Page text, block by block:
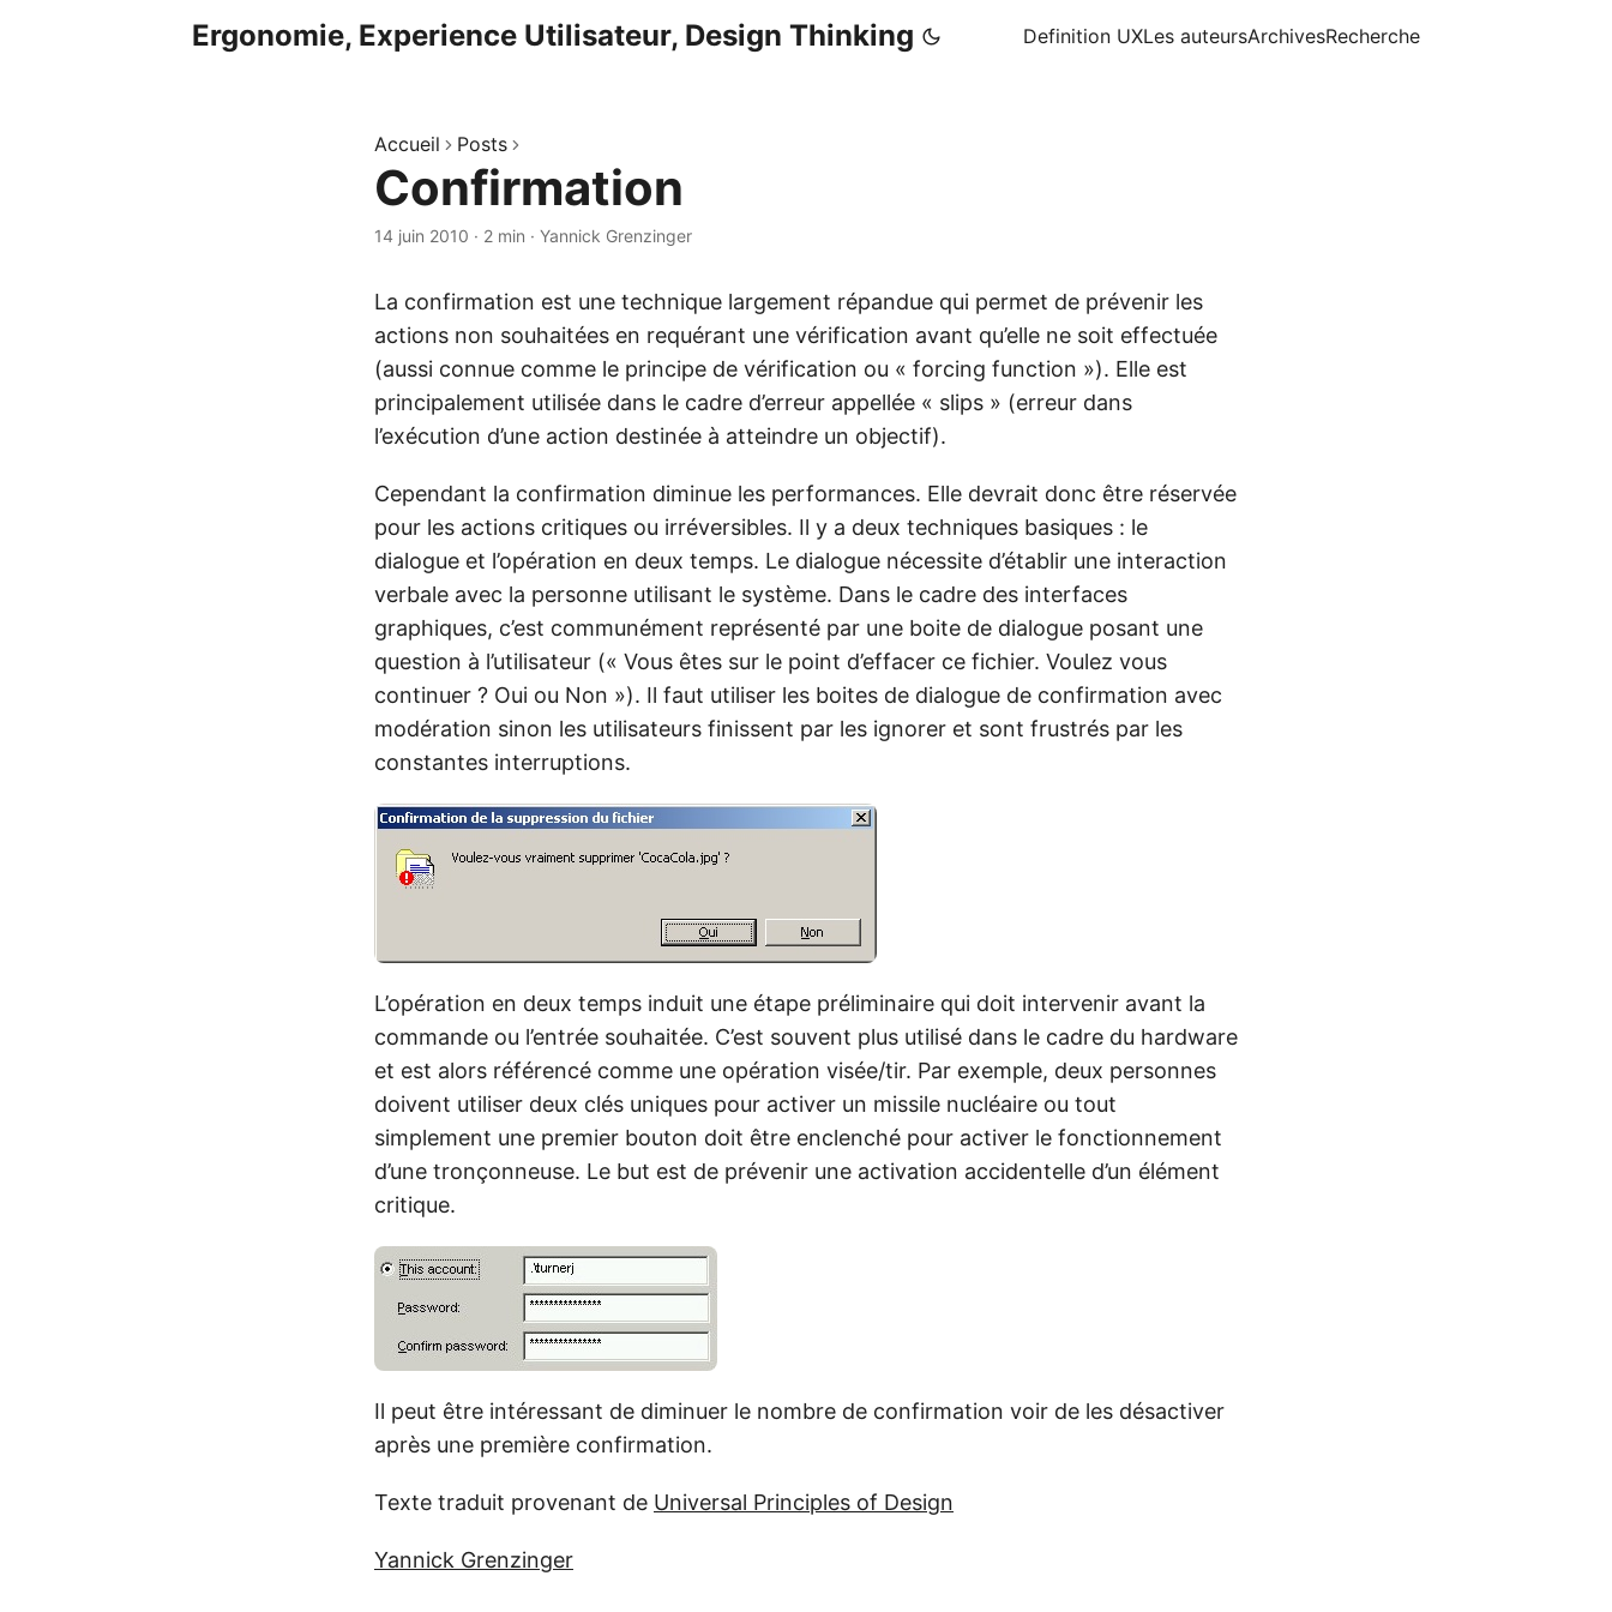
Ergonomie, Experience Utilisateur, Design Thinking Definition UXLes auteursArchivesRecherche
Accueil Posts
Confirmation
14 juin 2010 · 2 min · Yannick Grenzinger
La confirmation est une technique largement répandue qui permet de prévenir les
actions non souhaitées en requérant une vérification avant qu’elle ne soit effectuée
(aussi connue comme le principe de vérification ou « forcing function »). Elle est
principalement utilisée dans le cadre d’erreur appellée « slips » (erreur dans
l’exécution d’une action destinée à atteindre un objectif).
Cependant la confirmation diminue les performances. Elle devrait donc être réservée
pour les actions critiques ou irréversibles. Il y a deux techniques basiques : le
dialogue et l’opération en deux temps. Le dialogue nécessite d’établir une interaction
verbale avec la personne utilisant le système. Dans le cadre des interfaces
graphiques, c’est communément représenté par une boite de dialogue posant une
question à l’utilisateur (« Vous êtes sur le point d’effacer ce fichier. Voulez vous
continuer ? Oui ou Non »). Il faut utiliser les boites de dialogue de confirmation avec
modération sinon les utilisateurs finissent par les ignorer et sont frustrés par les
constantes interruptions.
L’opération en deux temps induit une étape préliminaire qui doit intervenir avant la
commande ou l’entrée souhaitée. C’est souvent plus utilisé dans le cadre du hardware
et est alors référencé comme une opération visée/tir. Par exemple, deux personnes
doivent utiliser deux clés uniques pour activer un missile nucléaire ou tout
simplement une premier bouton doit être enclenché pour activer le fonctionnement
d’une tronçonneuse. Le but est de prévenir une activation accidentelle d’un élément
critique.
Il peut être intéressant de diminuer le nombre de confirmation voir de les désactiver
après une première confirmation.
Texte traduit provenant de Universal Principles of Design
Yannick Grenzinger